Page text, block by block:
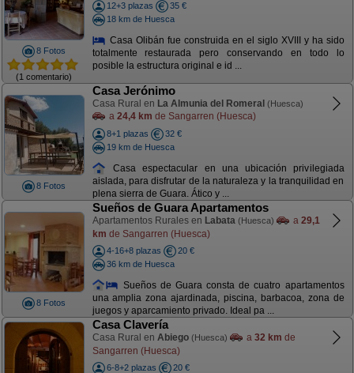
8 Fotos
(1 comentario)
12+3 plazas
35 €
18 km de Huesca
Casa Olibán fue construida en el siglo XVIII y ha sido
totalmente restaurada pero conservando en todo lo
posible la estructura original e id ...
8 Fotos
Casa Jerónimo
Casa Rural en La Almunia del Romeral (Huesca)
a 24,4 km de Sangarren (Huesca)
8+1 plazas
32 €
19 km de Huesca
Casa espectacular en una ubicación privilegiada
aislada, para disfrutar de la naturaleza y la tranquilidad en
plena sierra de Guara. Ático y ...
8 Fotos
Sueños de Guara Apartamentos
Apartamentos Rurales en Labata (Huesca) a 29,1
km de Sangarren (Huesca)
4-16+8 plazas
20 €
36 km de Huesca
Sueños de Guara consta de cuatro apartamentos
una amplia zona ajardinada, piscina, barbacoa, zona de
juegos y aparcamiento privado. Ideal pa ...
Casa Clavería
Casa Rural en Abiego (Huesca) a 32 km de
Sangarren (Huesca)
6-8+2 plazas
20 €